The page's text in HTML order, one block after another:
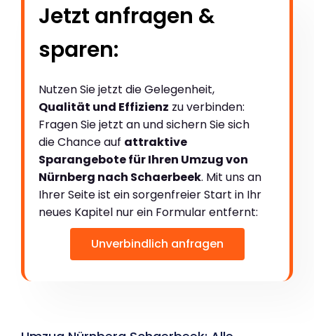
Jetzt anfragen &
sparen:
Nutzen Sie jetzt die Gelegenheit,
Qualität und Effizienz zu verbinden:
Fragen Sie jetzt an und sichern Sie sich
die Chance auf attraktive
Sparangebote für Ihren Umzug von
Nürnberg nach Schaerbeek. Mit uns an
Ihrer Seite ist ein sorgenfreier Start in Ihr
neues Kapitel nur ein Formular entfernt:
Unverbindlich anfragen